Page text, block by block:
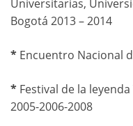
Universitarias,
Bogotá 2013 – 2014
* Encuentro Nacional
* Festival de la
2005-2006-2008